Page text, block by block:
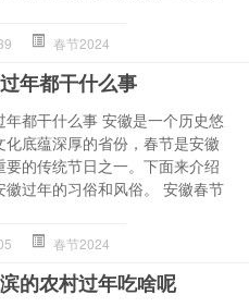
春节2024
年都干什么事
年都干什么事 安徽是一个历史悠
化底蕴深厚的省份，春节是安徽
要的传统节日之一。下面来介绍
徽过年的习俗和风俗。 安徽春节
春节2024
的农村过年吃啥呢